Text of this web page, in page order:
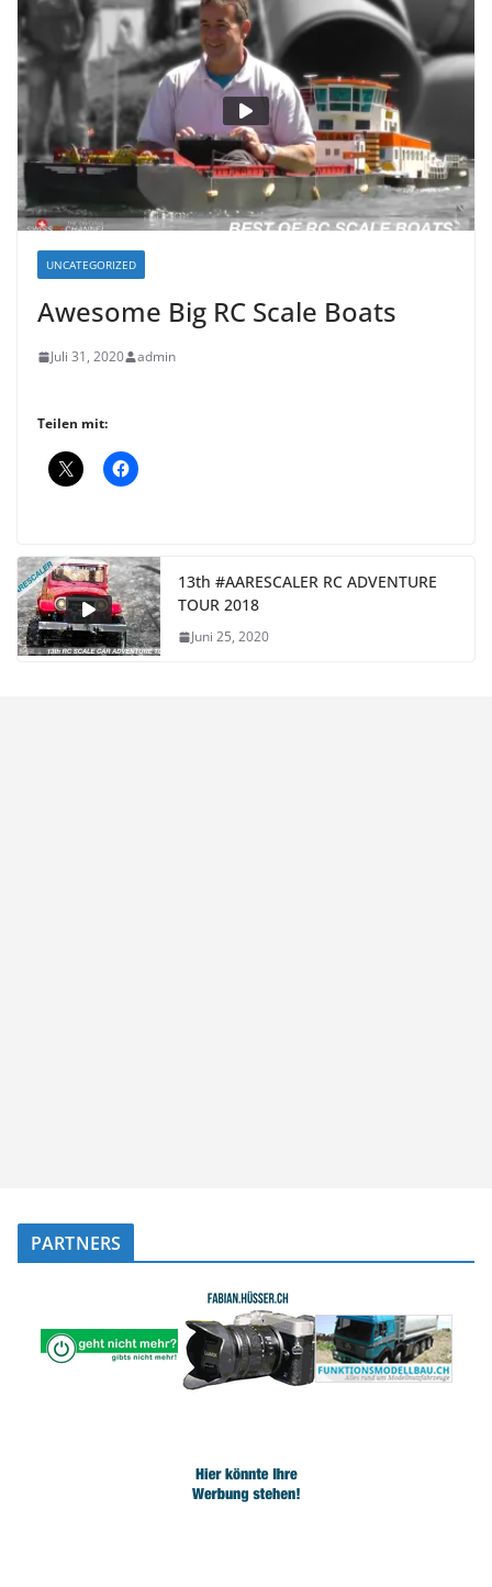
UNCATEGORIZED
Awesome Big RC Scale Boats
Juli 31, 2020 admin
Teilen mit:
13th #AARESCALER RC ADVENTURE
TOUR 2018
Juni 25, 2020
PARTNERS